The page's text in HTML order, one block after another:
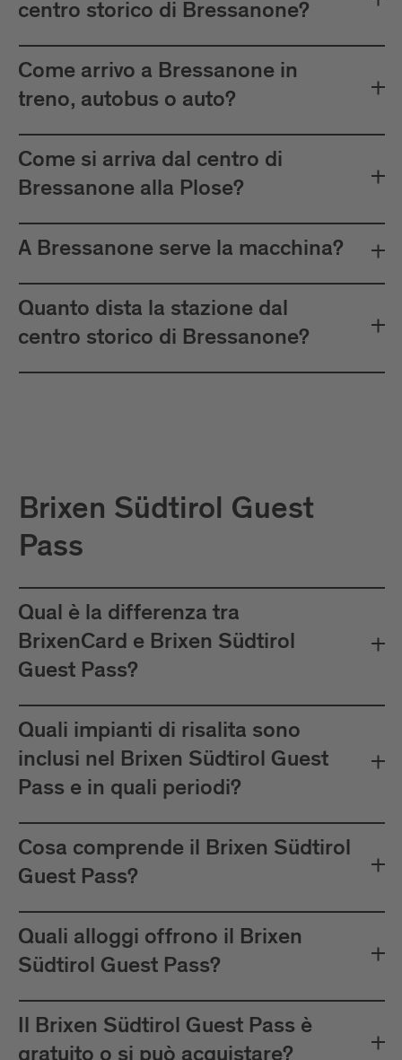
centro storico di Bressanone?
Come arrivo a Bressanone in
treno, autobus o auto?
Come si arriva dal centro di
Bressanone alla Plose?
A Bressanone serve la macchina?
Quanto dista la stazione dal
centro storico di Bressanone?
Brixen Südtirol Guest
Pass
Qual è la differenza tra
BrixenCard e Brixen Südtirol
Guest Pass?
Quali impianti di risalita sono
inclusi nel Brixen Südtirol Guest
Pass e in quali periodi?
Cosa comprende il Brixen Südtirol
Guest Pass?
Quali alloggi offrono il Brixen
Südtirol Guest Pass?
Il Brixen Südtirol Guest Pass è